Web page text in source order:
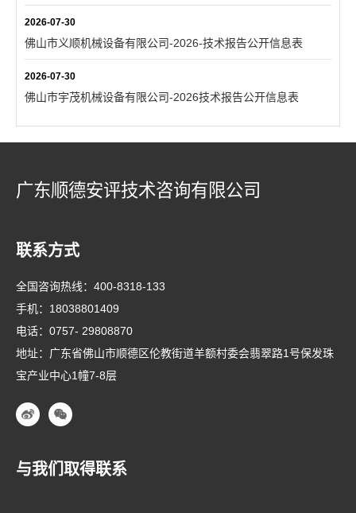
2026-07-30
佛山市义顺机械设备有限公司-2026-技术报告公开信息表
2026-07-30
佛山市宇茂机械设备有限公司-2026技术报告公开信息表
广东顺德安评技术咨询有限公司
联系方式
全国咨询热线： 400-8318-133
手机： 18038801409
电话： 0757- 29808870
地址：广东省佛山市顺德区伦教街道羊额村委会翡翠路1号保发珠
宝产业中心1幢7-8层
与我们取得联系